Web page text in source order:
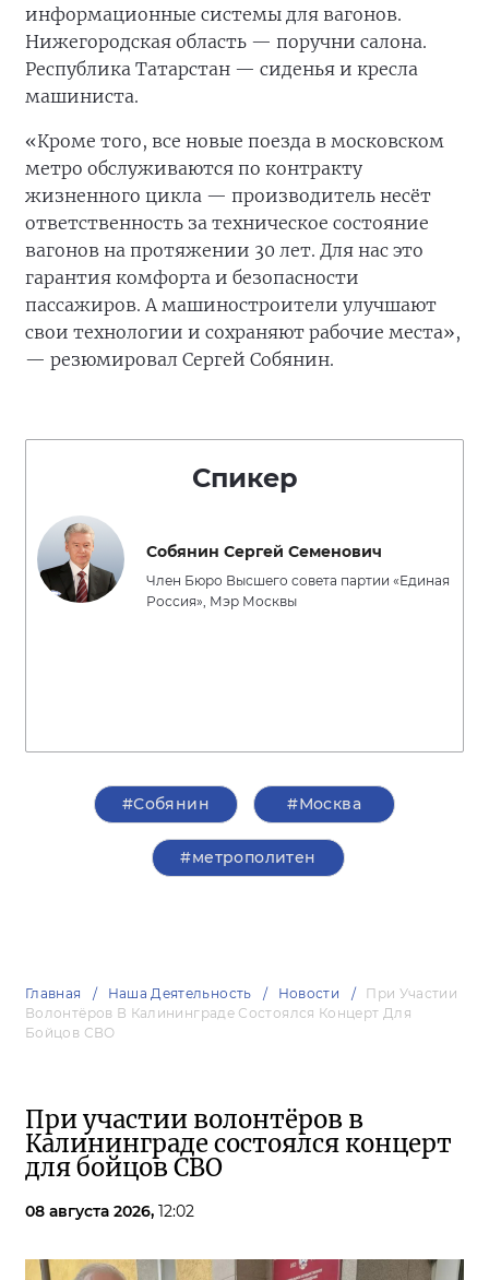
информационные системы для вагонов.
Нижегородская область — поручни салона.
Республика Татарстан — сиденья и кресла
машиниста.
«Кроме того, все новые поезда в московском
метро обслуживаются по контракту
жизненного цикла — производитель несёт
ответственность за техническое состояние
вагонов на протяжении 30 лет. Для нас это
гарантия комфорта и безопасности
пассажиров. А машиностроители улучшают
свои технологии и сохраняют рабочие места»,
— резюмировал Сергей Собянин.
Спикер
Собянин Сергей Семенович
Член Бюро Высшего совета партии «Единая
Россия», Мэр Москвы
#Собянин #Москва
#метрополитен
Главная Наша Деятельность Новости
При Участии
Волонтёров В Калининграде Состоялся Концерт Для
Бойцов СВО
При участии волонтёров в
Калининграде состоялся концерт
для бойцов СВО
08 августа 2026, 12:02